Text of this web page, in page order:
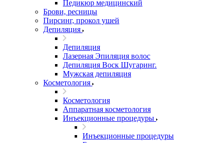
Педикюр медицинский
Брови, ресницы
Пирсинг, прокол ушей
Депиляция
Депиляция
Лазерная Эпиляция волос
Депиляция Воск Шугаринг.
Мужская депиляция
Косметология
Косметология
Аппаратная косметология
Инъекционные процедуры
Инъекционные процедуры